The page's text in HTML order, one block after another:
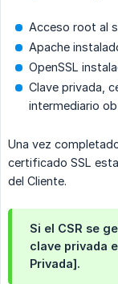
Acceso root al
Apache
OpenSSL
Clave privada,
intermediario
Una vez
certificado SSL
del Cliente.
Si el CSR se
clave privada
Privada].